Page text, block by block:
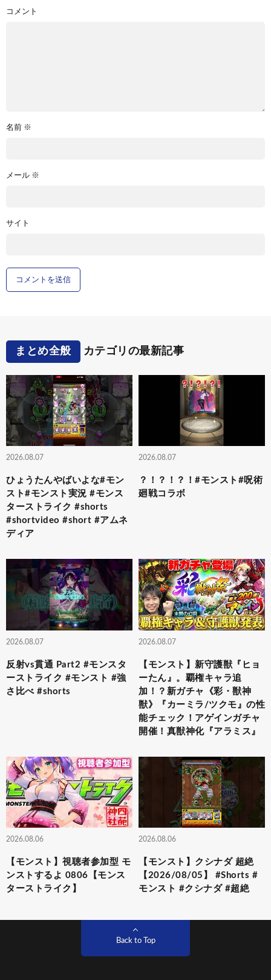
コメント
名前 ※
メール ※
サイト
まとめ全般 カテゴリの最新記事
2026.08.07
ひょうたんやばいよな#モン
スト#モンスト実況 #モンス
ターストライク #shorts
#shortvideo #short #アムネ
ディア
2026.08.07
？！？！？！#モンスト#呪術
廻戦コラボ
2026.08.07
反射vs貫通 Part2 #モンスタ
ーストライク #モンスト #強
さ比べ #shorts
2026.08.07
【モンスト】新守護獣『ヒョ
ーたん』。覇権キャラ追
加！？新ガチャ《彩・獣神
獣》『カーミラ/ツクモ』の性
能チェック！アゲインガチャ
開催！真獣神化『アラミス』
2026.08.06
【モンスト】視聴者参加型 モ
ンストするよ 0806【モンス
ターストライク】
2026.08.06
【モンスト】クシナダ 超絶
【2026/08/05】 #Shorts #
モンスト #クシナダ #超絶
Back to Top